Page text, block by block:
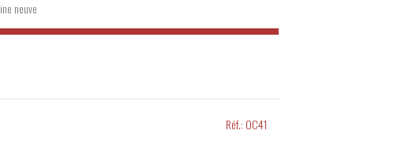
neuve
Réf.: OC41